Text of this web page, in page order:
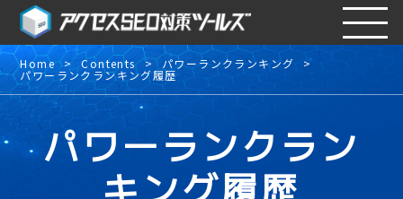
Home Contents パワーランクランキング
パワーランクランキング履歴
パワーランクラン
キング履歴